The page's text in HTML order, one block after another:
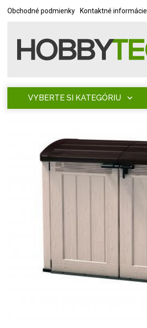
Obchodné podmienky Kontaktné informácie
VYBERTE SI KATEGÓRIU